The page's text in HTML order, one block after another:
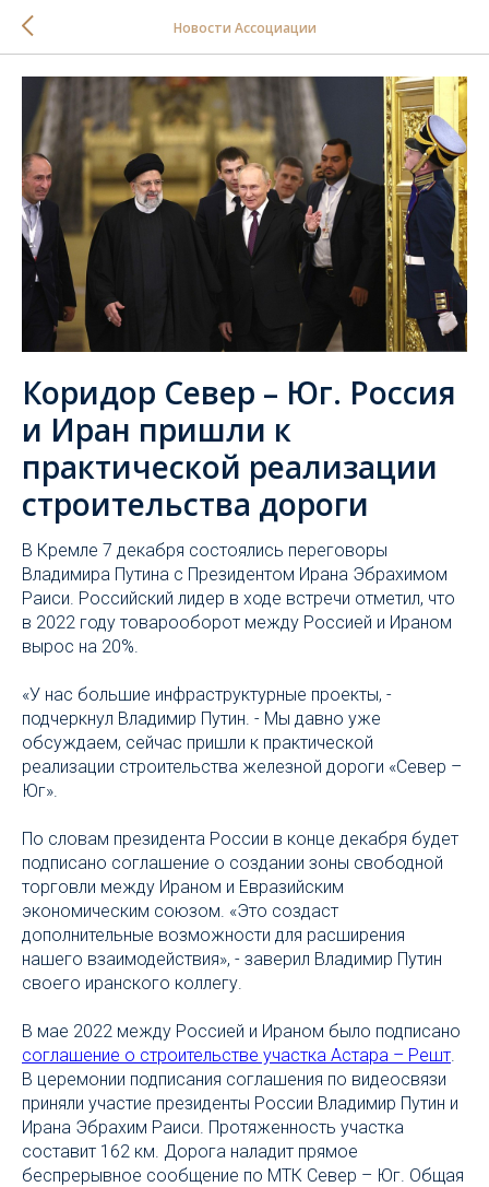
Новости Ассоциации
Коридор Север – Юг. Россия
и Иран пришли к
практической реализации
строительства дороги
В Кремле 7 декабря состоялись переговоры
Владимира Путина с Президентом Ирана Эбрахимом
Раиси. Российский лидер в ходе встречи отметил, что
в 2022 году товарооборот между Россией и Ираном
вырос на 20%.
«У нас большие инфраструктурные проекты, -
подчеркнул Владимир Путин. - Мы давно уже
обсуждаем, сейчас пришли к практической
реализации строительства железной дороги «Север –
Юг».
По словам президента России в конце декабря будет
подписано соглашение о создании зоны свободной
торговли между Ираном и Евразийским
экономическим союзом. «Это создаст
дополнительные возможности для расширения
нашего взаимодействия», - заверил Владимир Путин
своего иранского коллегу.
В мае 2022 между Россией и Ираном было подписано
соглашение о строительстве участка Астара – Решт
В церемонии подписания соглашения по видеосвязи
приняли участие президенты России Владимир Путин и
Ирана Эбрахим Раиси. Протяженность участка
составит 162 км. Дорога наладит прямое
беспрерывное сообщение по МТК Север – Юг. Общая